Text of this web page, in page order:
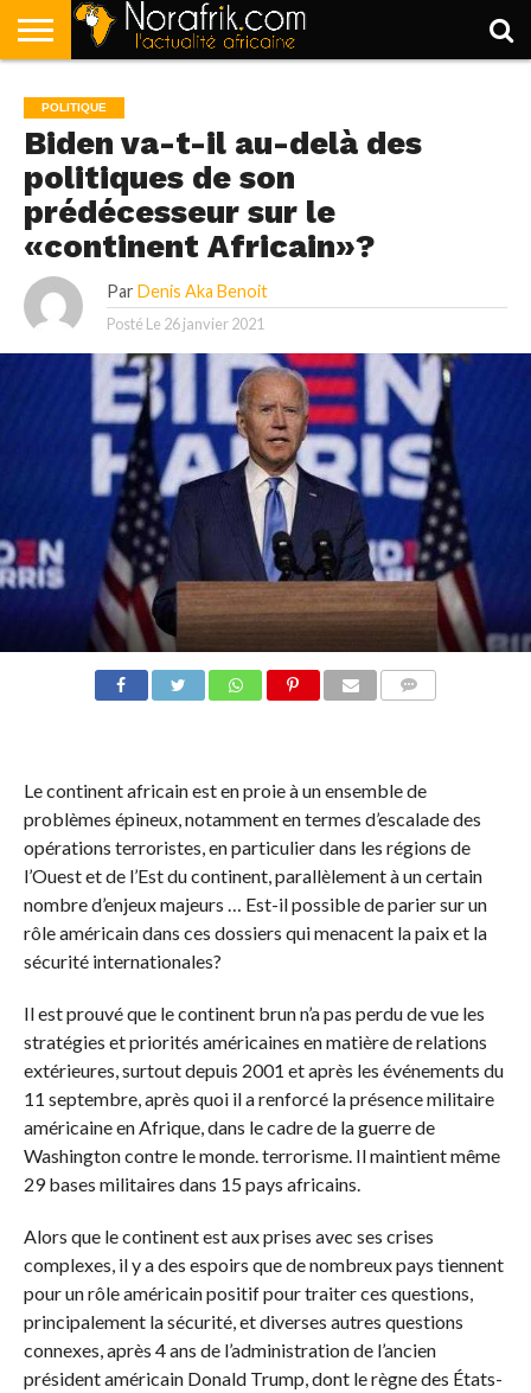
POLITIQUE
SOCIÉTÉ
ECONOMIE
SPORT
LIFESTYLE
POLITIQUE
Biden va-t-il au-delà des
politiques de son
prédécesseur sur le
«continent Africain»?
Par Denis Aka Benoit
Posté Le 26 janvier 2021
Le continent africain est en proie à un ensemble de
problèmes épineux, notamment en termes d’escalade des
opérations terroristes, en particulier dans les régions de
l’Ouest et de l’Est du continent, parallèlement à un certain
nombre d’enjeux majeurs … Est-il possible de parier sur un
rôle américain dans ces dossiers qui menacent la paix et la
sécurité internationales?
Il est prouvé que le continent brun n’a pas perdu de vue les
stratégies et priorités américaines en matière de relations
extérieures, surtout depuis 2001 et après les événements du
11 septembre, après quoi il a renforcé la présence militaire
américaine en Afrique, dans le cadre de la guerre de
Washington contre le monde. terrorisme. Il maintient même
29 bases militaires dans 15 pays africains.
Alors que le continent est aux prises avec ses crises
complexes, il y a des espoirs que de nombreux pays tiennent
pour un rôle américain positif pour traiter ces questions,
principalement la sécurité, et diverses autres questions
connexes, après 4 ans de l’administration de l’ancien
président américain Donald Trump, dont le règne des États-